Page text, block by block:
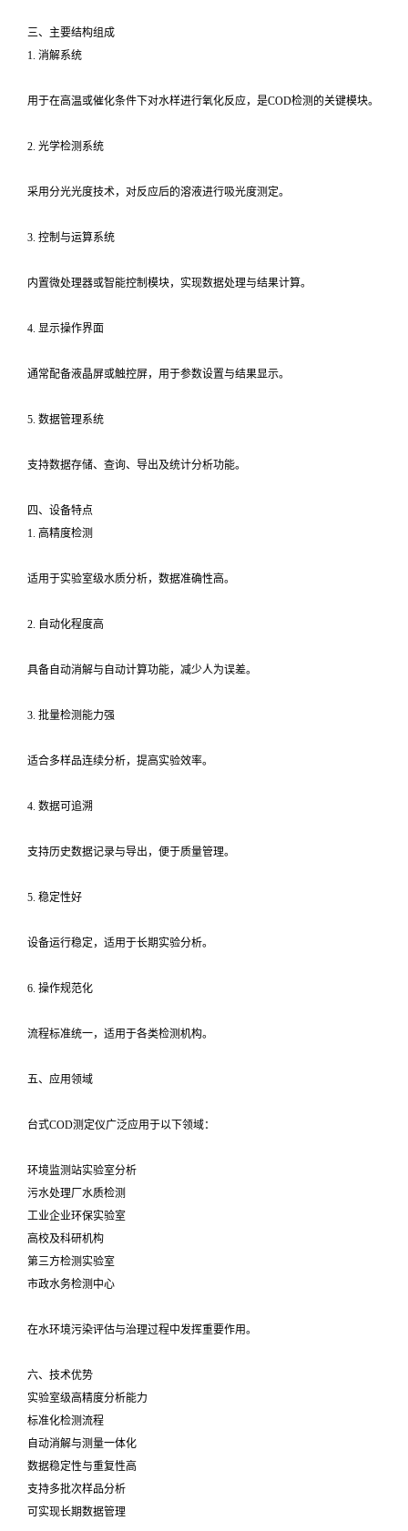
三、主要结构组成
1. 消解系统
用于在高温或催化条件下对水样进行氧化反应，是COD检测的关键模块。
2. 光学检测系统
采用分光光度技术，对反应后的溶液进行吸光度测定。
3. 控制与运算系统
内置微处理器或智能控制模块，实现数据处理与结果计算。
4. 显示操作界面
通常配备液晶屏或触控屏，用于参数设置与结果显示。
5. 数据管理系统
支持数据存储、查询、导出及统计分析功能。
四、设备特点
1. 高精度检测
适用于实验室级水质分析，数据准确性高。
2. 自动化程度高
具备自动消解与自动计算功能，减少人为误差。
3. 批量检测能力强
适合多样品连续分析，提高实验效率。
4. 数据可追溯
支持历史数据记录与导出，便于质量管理。
5. 稳定性好
设备运行稳定，适用于长期实验分析。
6. 操作规范化
流程标准统一，适用于各类检测机构。
五、应用领域
台式COD测定仪广泛应用于以下领域：
环境监测站实验室分析
污水处理厂水质检测
工业企业环保实验室
高校及科研机构
第三方检测实验室
市政水务检测中心
在水环境污染评估与治理过程中发挥重要作用。
六、技术优势
实验室级高精度分析能力
标准化检测流程
自动消解与测量一体化
数据稳定性与重复性高
支持多批次样品分析
可实现长期数据管理